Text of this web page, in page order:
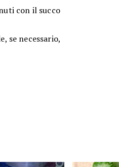
con il succo
se necessario,